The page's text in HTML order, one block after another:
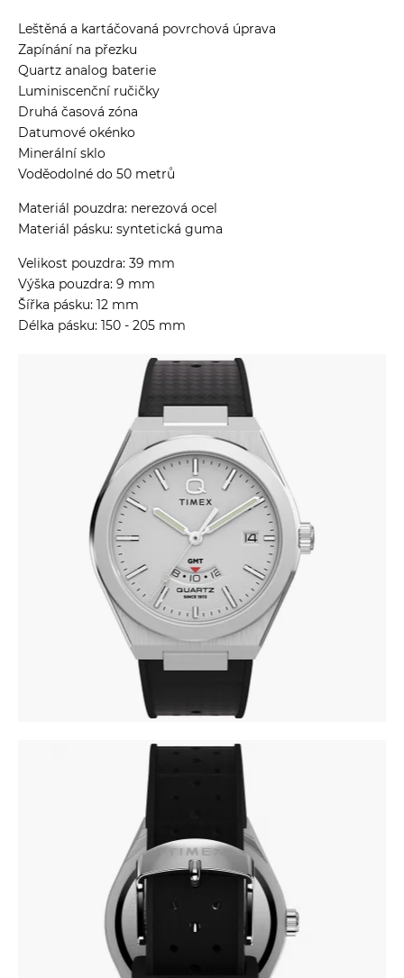
Leštěná a kartáčovaná povrchová úprava
Zapínání na přezku
Quartz analog baterie
Luminiscenční ručičky
Druhá časová zóna
Datumové okénko
Minerální sklo
Voděodolné do 50 metrů
Materiál pouzdra: nerezová ocel
Materiál pásku: syntetická guma
Velikost pouzdra: 39 mm
Výška pouzdra: 9 mm
Šířka pásku: 12 mm
Délka pásku: 150 - 205 mm